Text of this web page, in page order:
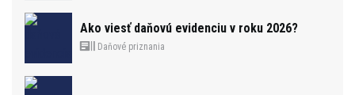
Ako viesť daňovú evidenciu v roku 2026?
Daňové priznania